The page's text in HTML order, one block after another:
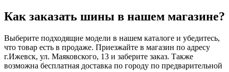
Как заказать шины в нашем магазине?
Выберите подходящие модели в нашем каталоге и убедитесь,
что товар есть в продаже. Приезжайте в магазин по адресу
г.Ижевск, ул. Маяковского, 13 и заберите заказ. Также
возможна бесплатная доставка по городу по предварительной